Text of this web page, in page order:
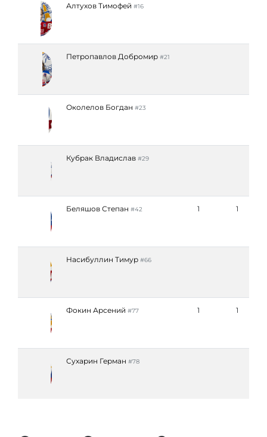
Алтухов Тимофей #16
Петропавлов Добромир #21
Околелов Богдан #23
Кубрак Владислав #29
Беляшов Степан #42 1 1
Насибуллин Тимур #66
Фокин Арсений #77 1 1
Сухарин Герман #78